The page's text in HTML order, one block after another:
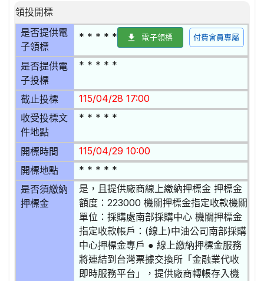
領投開標
是否提供電
子領標
* * * * * 電子領標 付費會員專屬
是否提供電
子投標
* * * * *
截止投標 115/04/28 17:00
收受投標文
件地點
* * * * *
開標時間 115/04/29 10:00
開標地點 * * * * *
是否須繳納
押標金
是，且提供廠商線上繳納押標金 押標金
額度：223000 機關押標金指定收款機關
單位：採購處南部採購中心 機關押標金
指定收款帳戶：(線上)中油公司南部採購
中心押標金專戶 ● 線上繳納押標金服務
將連結到台灣票據交換所「金融業代收
即時服務平台」，提供廠商轉帳存入機